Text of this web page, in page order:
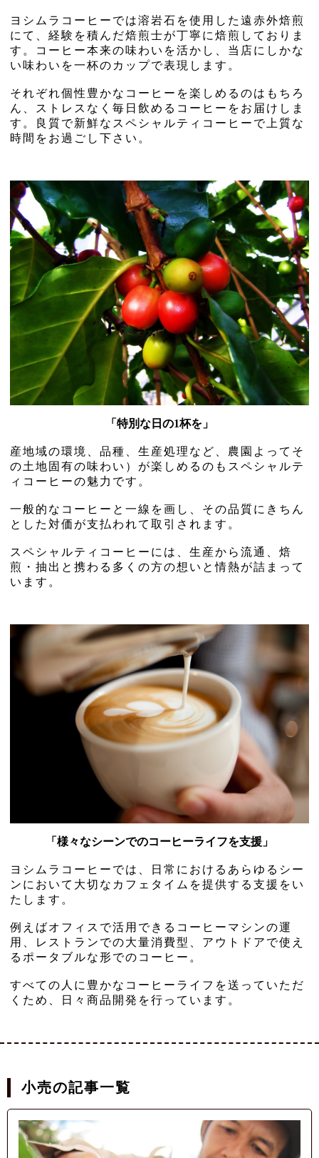
ヨシムラコーヒーでは溶岩石を使用した遠赤外焙煎
にて、経験を積んだ焙煎士が丁寧に焙煎しておりま
す。コーヒー本来の味わいを活かし、当店にしかな
い味わいを一杯のカップで表現します。
それぞれ個性豊かなコーヒーを楽しめるのはもちろ
ん、ストレスなく毎日飲めるコーヒーをお届けしま
す。良質で新鮮なスペシャルティコーヒーで上質な
時間をお過ごし下さい。
「特別な日の1杯を」
産地域の環境、品種、生産処理など、農園よってそ
の土地固有の味わい）が楽しめるのもスペシャルテ
ィコーヒーの魅力です。
一般的なコーヒーと一線を画し、その品質にきちん
とした対価が支払われて取引されます。
スペシャルティコーヒーには、生産から流通、焙
煎・抽出と携わる多くの方の想いと情熱が詰まって
います。
「様々なシーンでのコーヒーライフを支援」
ヨシムラコーヒーでは、日常におけるあらゆるシー
ンにおいて大切なカフェタイムを提供する支援をい
たします。
例えばオフィスで活用できるコーヒーマシンの運
用、レストランでの大量消費型、アウトドアで使え
るポータブルな形でのコーヒー。
すべての人に豊かなコーヒーライフを送っていただ
くため、日々商品開発を行っています。
小売の記事一覧